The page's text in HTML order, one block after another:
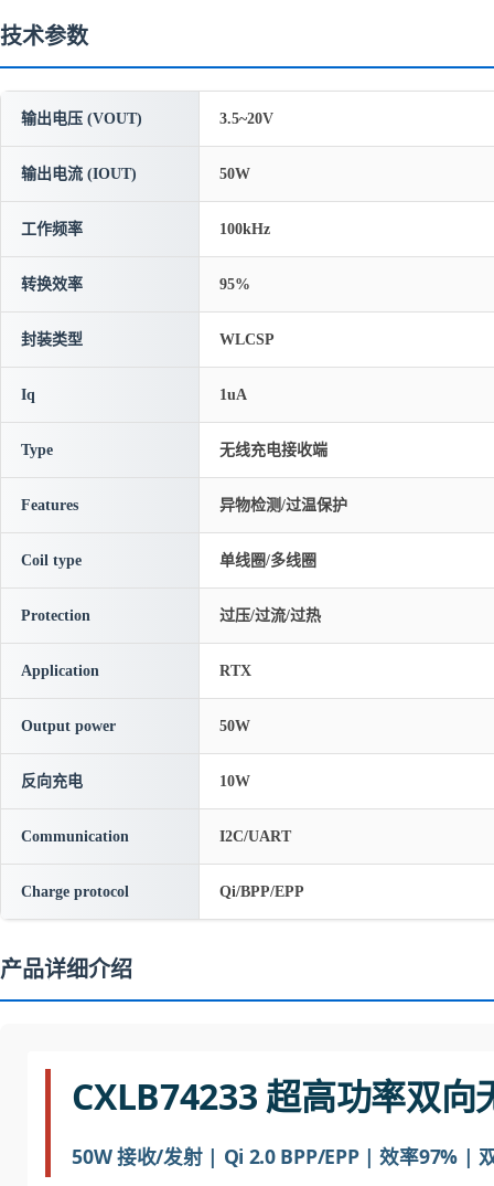
技术参数
输出电压 (VOUT) 3.5~20V
输出电流 (IOUT) 50W
工作频率 100kHz
转换效率 95%
封装类型 WLCSP
Iq 1uA
Type 无线充电接收端
Features 异物检测/过温保护
Coil type 单线圈/多线圈
Protection 过压/过流/过热
Application RTX
Output power 50W
反向充电 10W
Communication I2C/UART
Charge protocol Qi/BPP/EPP
产品详细介绍
CXLB74233 超高功率双向
50W 接收/发射 | Qi 2.0 BPP/EPP | 效率97% |